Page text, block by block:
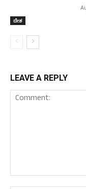
ದೇಶ
LEAVE A REPLY